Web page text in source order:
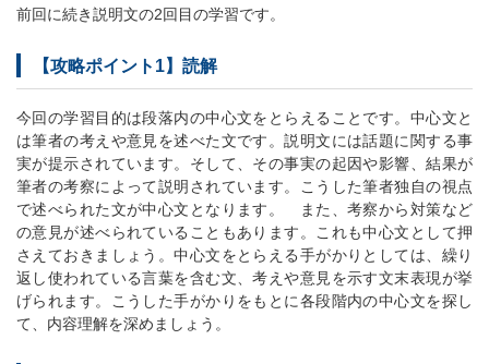
前回に続き説明文の2回目の学習です。
【攻略ポイント1】読解
今回の学習目的は段落内の中心文をとらえることです。中心文と
は筆者の考えや意見を述べた文です。説明文には話題に関する事
実が提示されています。そして、その事実の起因や影響、結果が
筆者の考察によって説明されています。こうした筆者独自の視点
で述べられた文が中心文となります。 また、考察から対策など
の意見が述べられていることもあります。これも中心文として押
さえておきましょう。中心文をとらえる手がかりとしては、繰り
返し使われている言葉を含む文、考えや意見を示す文末表現が挙
げられます。こうした手がかりをもとに各段階内の中心文を探し
て、内容理解を深めましょう。